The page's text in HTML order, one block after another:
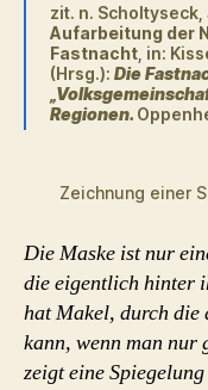
zit. n. Scholtyseck,
Aufarbeitung der
Fastnacht , in:
(Hrsg.): Die
Regionen.
Zeichnung einer
Die Maske ist nur
die eigentlich hinter
hat Makel, durch die
kann, wenn man nur
zeigt eine